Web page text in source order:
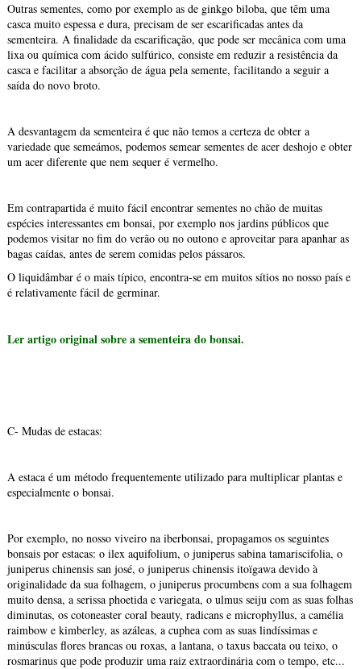
Outras sementes, como por exemplo as de ginkgo biloba, que têm uma
casca muito espessa e dura, precisam de ser escarificadas antes da
sementeira. A finalidade da escarificação, que pode ser mecânica com uma
lixa ou química com ácido sulfúrico, consiste em reduzir a resistência da
casca e facilitar a absorção de água pela semente, facilitando a seguir a
saída do novo broto.
A desvantagem da sementeira é que não temos a certeza de obter a
variedade que semeámos, podemos semear sementes de acer deshojo e obter
um acer diferente que nem sequer é vermelho.
Em contrapartida é muito fácil encontrar sementes no chão de muitas
espécies interessantes em bonsai, por exemplo nos jardins públicos que
podemos visitar no fim do verão ou no outono e aproveitar para apanhar as
bagas caídas, antes de serem comidas pelos pássaros.
O liquidâmbar é o mais típico, encontra-se em muitos sítios no nosso país e
é relativamente fácil de germinar.
Ler artigo original sobre a sementeira do bonsai.
C- Mudas de estacas:
A estaca é um método frequentemente utilizado para multiplicar plantas e
especialmente o bonsai.
Por exemplo, no nosso viveiro na iberbonsai, propagamos os seguintes
bonsais por estacas: o ilex aquifolium, o juniperus sabina tamariscifolia, o
juniperus chinensis san josé, o juniperus chinensis itoïgawa devido à
originalidade da sua folhagem, o juniperus procumbens com a sua folhagem
muito densa, a serissa phoetida e variegata, o ulmus seiju com as suas folhas
diminutas, os cotoneaster coral beauty, radicans e microphyllus, a camélia
raimbow e kimberley, as azáleas, a cuphea com as suas lindíssimas e
minúsculas flores brancas ou roxas, a lantana, o taxus baccata ou teixo, o
rosmarinus que pode produzir uma raiz extraordinária com o tempo, etc...